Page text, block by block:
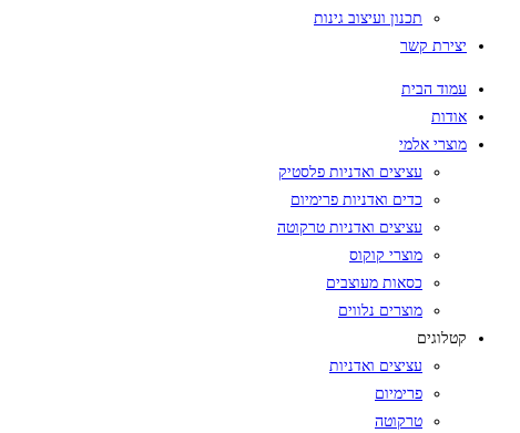
תכנון ועיצוב גינות
יצירת קשר
עמוד הבית
אודות
מוצרי אלמי
עציצים ואדניות פלסטיק
כדים ואדניות פרימיום
עציצים ואדניות טרקוטה
מוצרי קוקוס
כסאות מעוצבים
מוצרים נלווים
קטלוגים
עציצים ואדניות
פרימיום
טרקוטה